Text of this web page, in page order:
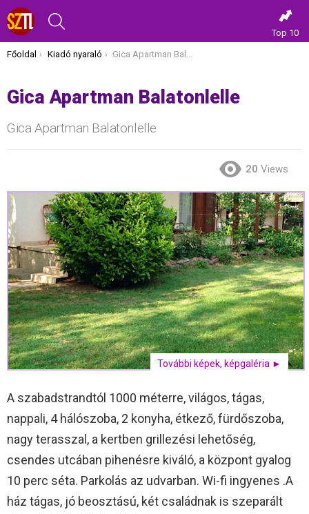
Top 10
Itt vagy most:
Főoldal Kiadó nyaraló Gica Apartman Balatonlelle
Gica Apartman Balatonlelle
Gica Apartman Balatonlelle
20 Views
További képek, képgaléria ►
A szabadstrandtól 1000 méterre, világos, tágas,
nappali, 4 hálószoba, 2 konyha, étkező, fürdőszoba,
nagy terasszal, a kertben grillezési lehetőség,
csendes utcában pihenésre kiváló, a központ gyalog
10 perc séta. Parkolás az udvarban. Wi-fi ingyenes .A
ház tágas, jó beosztású, két családnak is szeparált